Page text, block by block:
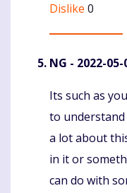
Dislike 0
NG - 2022-05-
Komentaras
Its such as
to understand
a lot about
in it or
can do with